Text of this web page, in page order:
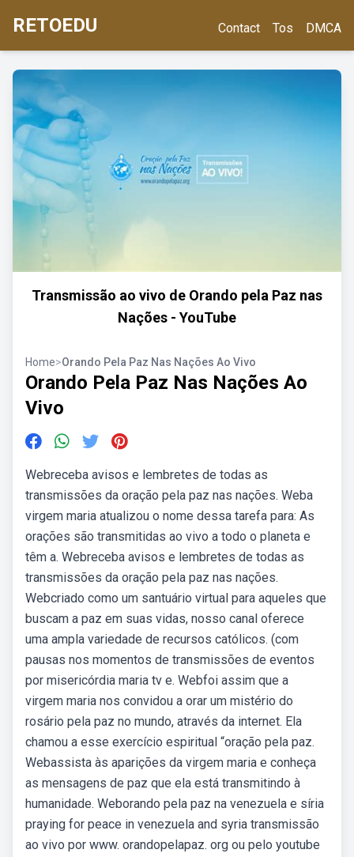
RETOEDU Contact Tos DMCA
Transmissão ao vivo de Orando pela Paz nas
Nações - YouTube
Home>Orando Pela Paz Nas Nações Ao Vivo
Orando Pela Paz Nas Nações Ao
Vivo
Webreceba avisos e lembretes de todas as
transmissões da oração pela paz nas nações. Weba
virgem maria atualizou o nome dessa tarefa para: As
orações são transmitidas ao vivo a todo o planeta e
têm a. Webreceba avisos e lembretes de todas as
transmissões da oração pela paz nas nações.
Webcriado como um santuário virtual para aqueles que
buscam a paz em suas vidas, nosso canal oferece
uma ampla variedade de recursos católicos. (com
pausas nos momentos de transmissões de eventos
por misericórdia maria tv e. Webfoi assim que a
virgem maria nos convidou a orar um mistério do
rosário pela paz no mundo, através da internet. Ela
chamou a esse exercício espiritual “oração pela paz.
Webassista às aparições da virgem maria e conheça
as mensagens de paz que ela está transmitindo à
humanidade. Weborando pela paz na venezuela e síria
praying for peace in venezuela and syria transmissão
ao vivo por www. orandopelapaz. org ou pelo youtube